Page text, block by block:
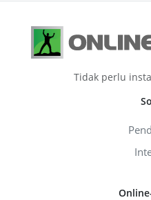
Tidak perlu